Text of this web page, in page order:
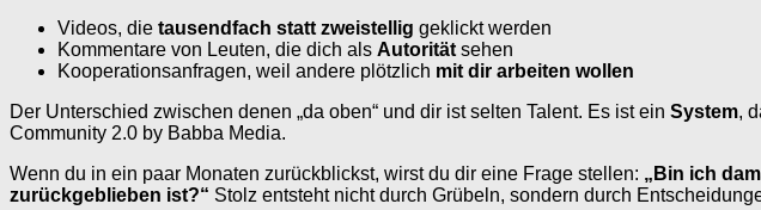
Videos, die tausendfach statt zweistellig geklickt werden
Kommentare von Leuten, die dich als Autorität sehen
Kooperationsanfragen, weil andere plötzlich mit dir arbeiten wollen
Der Unterschied zwischen denen „da oben“ und dir ist selten Talent. Es ist ein System,
Community 2.0 by Babba Media.
Wenn du in ein paar Monaten zurückblickst, wirst du dir eine Frage stellen: „Bin ich
zurückgeblieben ist?“ Stolz entsteht nicht durch Grübeln, sondern durch